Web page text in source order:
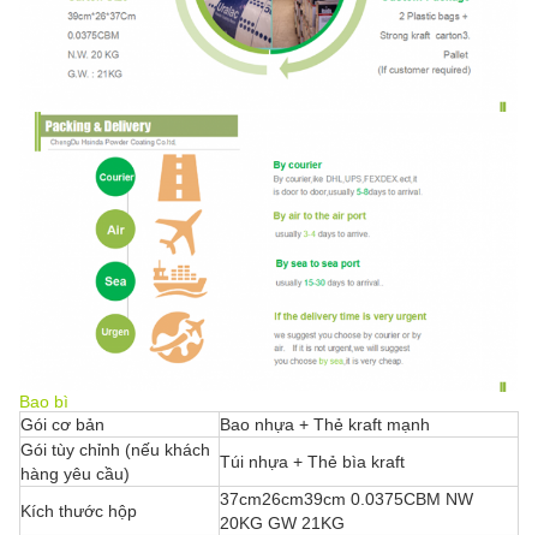
Bao bì
Gói cơ bản
Bao nhựa + Thẻ kraft mạnh
Gói tùy chỉnh (nếu khách
hàng yêu cầu)
Túi nhựa + Thẻ bìa kraft
Kích thước hộp
37cm26cm39cm 0.0375CBM NW
20KG GW 21KG